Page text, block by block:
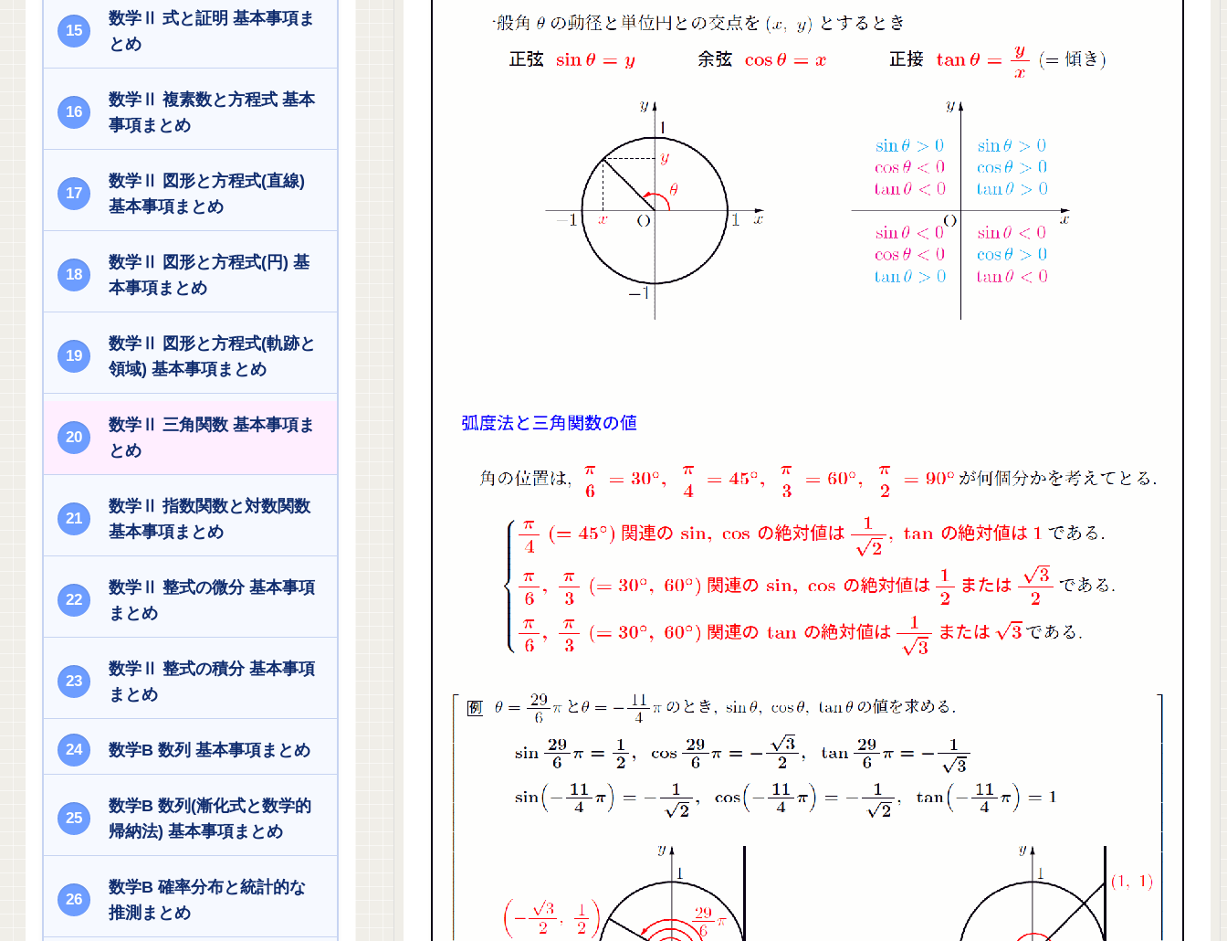
数学Ⅱ 式と証明 基本事項ま
とめ
数学Ⅱ 複素数と方程式 基本
事項まとめ
数学Ⅱ 図形と方程式(直線)
基本事項まとめ
数学Ⅱ 図形と方程式(円) 基
本事項まとめ
数学Ⅱ 図形と方程式(軌跡と
領域) 基本事項まとめ
数学Ⅱ 三角関数 基本事項ま
とめ
数学Ⅱ 指数関数と対数関数
基本事項まとめ
数学Ⅱ 整式の微分 基本事項
まとめ
数学Ⅱ 整式の積分 基本事項
まとめ
数学B 数列 基本事項まとめ
数学B 数列(漸化式と数学的
帰納法) 基本事項まとめ
数学B 確率分布と統計的な
推測まとめ